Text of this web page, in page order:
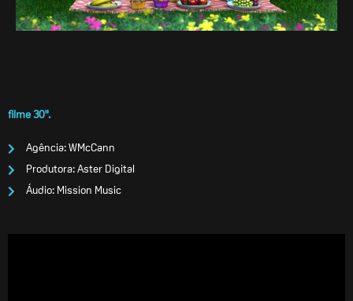
filme 30".
Agência: WMcCann
Produtora: Aster Digital
Áudio: Mission Music